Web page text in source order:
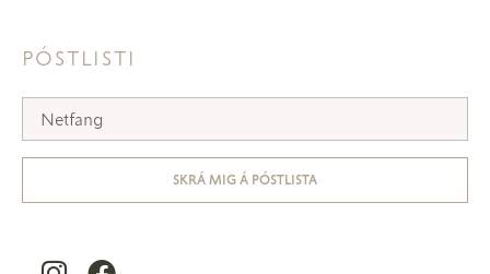
PÓSTLISTI
SKRÁ MIG Á PÓSTLISTA